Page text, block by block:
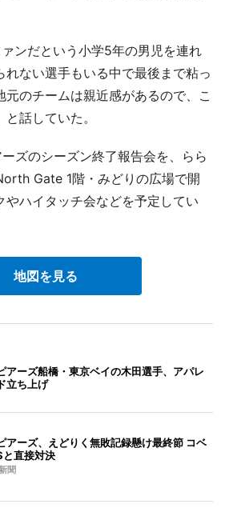
ンだという小学5年の男児を連れ
れない選手もいる中で最後まで粘っ
元のチームは親近感があるので、こ
話していた。
ズのシーズン終了報告会を、らら
Gate 1階・みどりの広場で開
やハイタッチ会などを予定してい
地図を見る
アーズ船橋・東京ベイの木田選手、アパレ
立ち上げ
アーズ、えどりく無敗記録懸け最終節 コベ
と直接対決
聞